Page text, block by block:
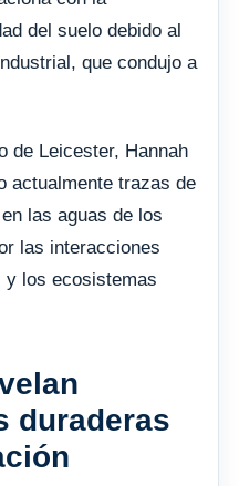
del suelo debido al
que condujo a
de Leicester, Hannah
actualmente trazas de
las aguas de los
las interacciones
los ecosistemas
duraderas